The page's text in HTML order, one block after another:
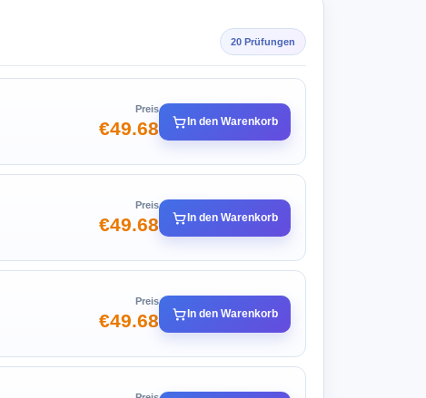
20 Prüfungen
Preis
€49.68 In den Warenkorb
Preis
€49.68 In den Warenkorb
Preis
€49.68 In den Warenkorb